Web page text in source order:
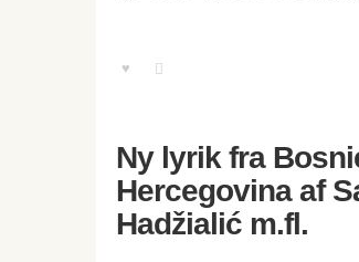
Ny lyrik fra
Hercegovina af
Hadžialić m.fl.